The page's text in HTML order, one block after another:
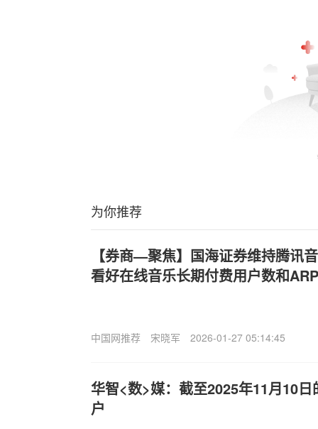
为你推荐
【券商—聚焦】国海证券维持腾讯
看好在线音乐长期付费用户数和
中国网推荐 宋晓军 2026-01-27 05:14:45
华智<数>媒：截至2025年11月10
户